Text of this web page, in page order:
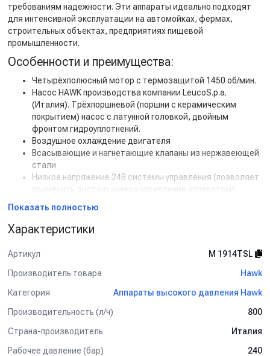
требованиям надежности. Эти аппараты идеально подходят
для интенсивной эксплуатации на автомойках, фермах,
строительных объектах, предприятиях пищевой
промышленности.
Особенности и преимущества:
Четырёхполюсный мотор с термозащитой 1450 об/мин.
Насос HAWK производства компании LeucoS.p.a.
(Италия). Трёхпоршневой (поршни с керамическим
покрытием) насос с латунной головкой, двойным
фронтом гидроуплотнений.
Воздушное охлаждение двигателя
Всасывающие и нагнетающие клапаны из нержавеющей
стали
Низкое напряжение 24В системы управления (позволяет
применить дистанционное управление аппаратом).
помпой
Возможность установки до трех аппаратов друг на друга
Регулятор давления
Показать полностью
Характеристики
Артикул
M 1914TSL
Производитель товара
Hawk
Категория
Аппараты высокого давления Hawk
Производительность (л/ч)
800
Страна-производитель
Италия
Рабочее давление (бар)
240